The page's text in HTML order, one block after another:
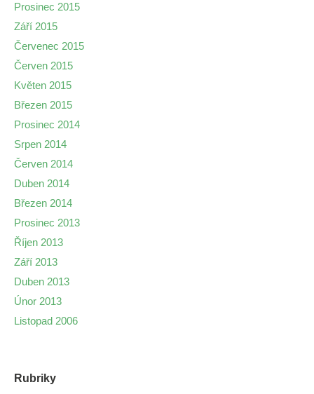
Prosinec 2015
Září 2015
Červenec 2015
Červen 2015
Květen 2015
Březen 2015
Prosinec 2014
Srpen 2014
Červen 2014
Duben 2014
Březen 2014
Prosinec 2013
Říjen 2013
Září 2013
Duben 2013
Únor 2013
Listopad 2006
Rubriky